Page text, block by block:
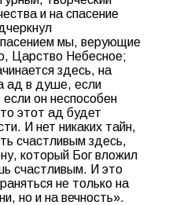
и на спасение
мы, верующие
Царство Небесное;
здесь, на
ад в душе, если
он неспособен
этот ад будет
И нет никаких тайн,
счастливым здесь,
который Бог вложил
счастливым. И это
не только на
но и на вечность».